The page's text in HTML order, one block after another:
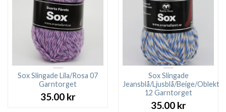
Sox Slingade Lila/Rosa 07
Garntorget
35.00 kr
Sox Slingade
Jeansblå/Ljusblå/Beige/Oblekt
12 Garntorget
35.00 kr